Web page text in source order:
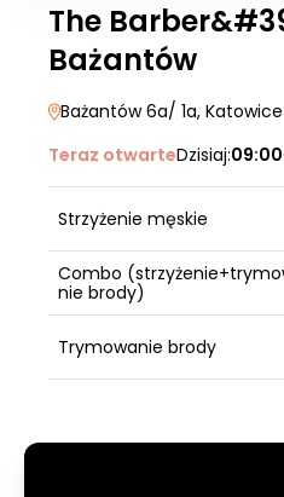
The
Bażantów
Bażantów 6a/ 1a, Katowice
Teraz otwarteDzisiaj:
Strzyżenie męskie
Combo
nie brody)
Trymowanie brody